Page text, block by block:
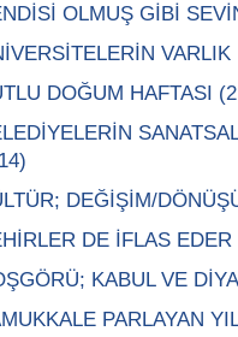
OLMUŞ GİBİ
DOĞUM HAFTASI
DEĞİŞİM/
DE İFLAS
KABUL VE
PARLAYAN